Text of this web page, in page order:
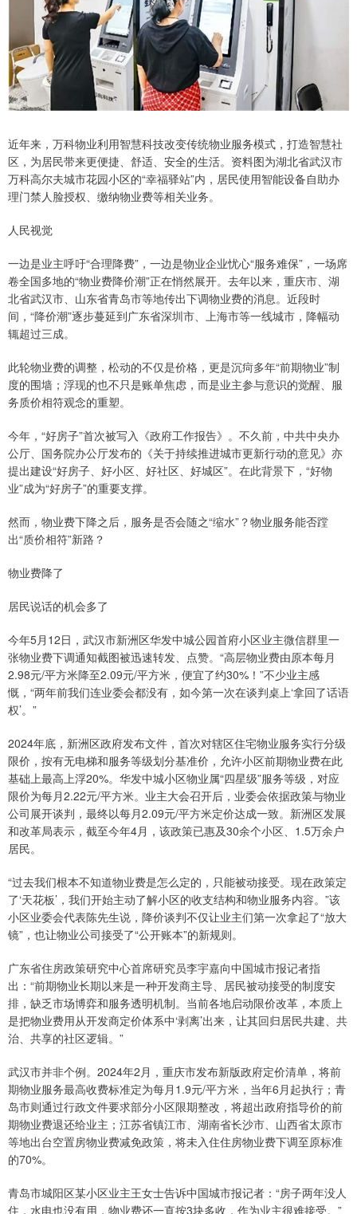
近年来，万科物业利用智慧科技改变传统物业服务模式，打造智慧社
区，为居民带来更便捷、舒适、安全的生活。资料图为湖北省武汉市
万科高尔夫城市花园小区的“幸福驿站”内，居民使用智能设备自助办
理门禁人脸授权、缴纳物业费等相关业务。
人民视觉
一边是业主呼吁“合理降费”，一边是物业企业忧心“服务难保”，一场席
卷全国多地的“物业费降价潮”正在悄然展开。去年以来，重庆市、湖
北省武汉市、山东省青岛市等地传出下调物业费的消息。近段时
间，“降价潮”逐步蔓延到广东省深圳市、上海市等一线城市，降幅动
辄超过三成。
此轮物业费的调整，松动的不仅是价格，更是沉疴多年“前期物业”制
度的围墙；浮现的也不只是账单焦虑，而是业主参与意识的觉醒、服
务质价相符观念的重塑。
今年，“好房子”首次被写入《政府工作报告》。不久前，中共中央办
公厅、国务院办公厅发布的《关于持续推进城市更新行动的意见》亦
提出建设“好房子、好小区、好社区、好城区”。在此背景下，“好物
业”成为“好房子”的重要支撑。
然而，物业费下降之后，服务是否会随之“缩水”？物业服务能否蹚
出“质价相符”新路？
物业费降了
居民说话的机会多了
今年5月12日，武汉市新洲区华发中城公园首府小区业主微信群里一
张物业费下调通知截图被迅速转发、点赞。“高层物业费由原本每月
2.98元/平方米降至2.09元/平方米，便宜了约30%！”不少业主感
慨，“两年前我们连业委会都没有，如今第一次在谈判桌上‘拿回了话语
权’。”
2024年底，新洲区政府发布文件，首次对辖区住宅物业服务实行分级
限价，按有无电梯和服务等级划分基准价，允许小区前期物业费在此
基础上最高上浮20%。华发中城小区物业属“四星级”服务等级，对应
限价为每月2.22元/平方米。业主大会召开后，业委会依据政策与物业
公司展开谈判，最终以每月2.09元/平方米定价达成一致。新洲区发展
和改革局表示，截至今年4月，该政策已惠及30余个小区、1.5万余户
居民。
“过去我们根本不知道物业费是怎么定的，只能被动接受。现在政策定
了‘天花板’，我们开始主动了解小区的收支结构和物业服务内容。”该
小区业委会代表陈先生说，降价谈判不仅让业主们第一次拿起了“放大
镜”，也让物业公司接受了“公开账本”的新规则。
广东省住房政策研究中心首席研究员李宇嘉向中国城市报记者指
出：“前期物业长期以来是一种开发商主导、居民被动接受的制度安
排，缺乏市场博弈和服务透明机制。当前各地启动限价改革，本质上
是把物业费用从开发商定价体系中‘剥离’出来，让其回归居民共建、共
治、共享的社区逻辑。”
武汉市并非个例。2024年2月，重庆市发布新版政府定价清单，将前
期物业服务最高收费标准定为每月1.9元/平方米，当年6月起执行；青
岛市则通过行政文件要求部分小区限期整改，将超出政府指导价的前
期物业费退还给业主；江苏省镇江市、湖南省长沙市、山西省太原市
等地出台空置房物业费减免政策，将未入住住房物业费下调至原标准
的70%。
青岛市城阳区某小区业主王女士告诉中国城市报记者：“房子两年没人
住，水电也没有用，物业费还一直按3块多收，作为业主很难接受。”